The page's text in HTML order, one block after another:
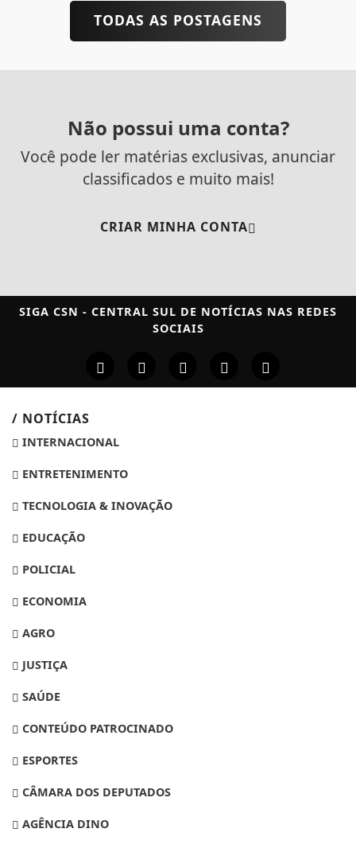
TODAS AS POSTAGENS
Não possui uma conta?
Você pode ler matérias exclusivas, anunciar
classificados e muito mais!
CRIAR MINHA CONTA
SIGA CSN - CENTRAL SUL DE NOTÍCIAS NAS REDES
SOCIAIS
/ NOTÍCIAS
INTERNACIONAL
ENTRETENIMENTO
TECNOLOGIA & INOVAÇÃO
EDUCAÇÃO
POLICIAL
ECONOMIA
AGRO
JUSTIÇA
SAÚDE
CONTEÚDO PATROCINADO
ESPORTES
CÂMARA DOS DEPUTADOS
AGÊNCIA DINO